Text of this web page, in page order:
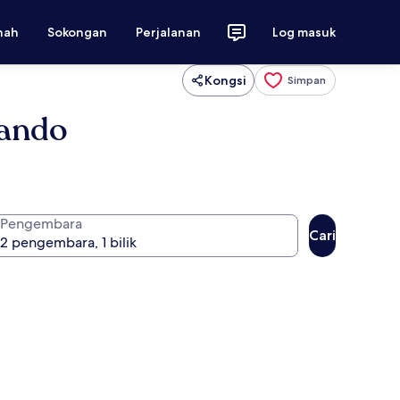
Sokongan Perjalanan Log masuk
Kongsi Simpan
Pengembara
Cari